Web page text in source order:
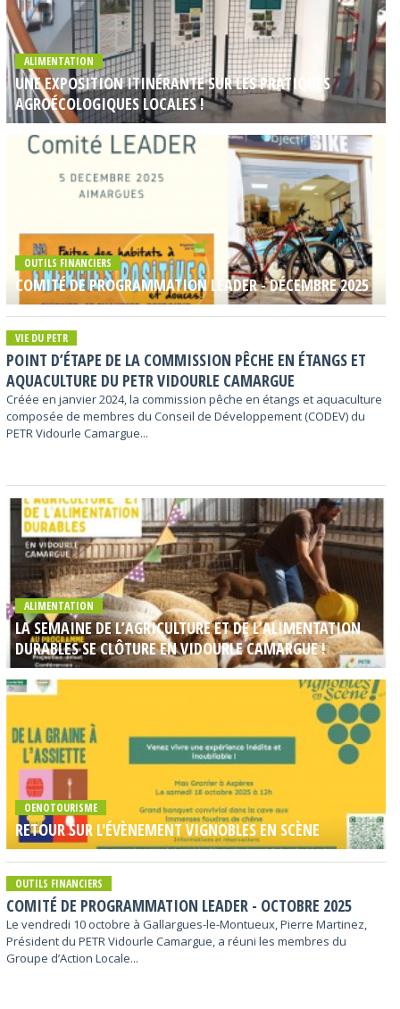
ALIMENTATION
UNE EXPOSITION ITINÉRANTE SUR LES PRATIQUES
AGROÉCOLOGIQUES LOCALES !
OUTILS FINANCIERS
COMITÉ DE PROGRAMMATION LEADER - DÉCEMBRE 2025
VIE DU PETR
POINT D’ÉTAPE DE LA COMMISSION PÊCHE EN ÉTANGS ET
AQUACULTURE DU PETR VIDOURLE CAMARGUE
Créée en janvier 2024, la commission pêche en étangs et aquaculture
composée de membres du Conseil de Développement (CODEV) du
PETR Vidourle Camargue...
ALIMENTATION
LA SEMAINE DE L’AGRICULTURE ET DE L’ALIMENTATION
DURABLES SE CLÔTURE EN VIDOURLE CAMARGUE !
OENOTOURISME
RETOUR SUR L'ÉVÈNEMENT VIGNOBLES EN SCÈNE
OUTILS FINANCIERS
COMITÉ DE PROGRAMMATION LEADER - OCTOBRE 2025
Le vendredi 10 octobre à Gallargues-le-Montueux, Pierre Martinez,
Président du PETR Vidourle Camargue, a réuni les membres du
Groupe d’Action Locale...